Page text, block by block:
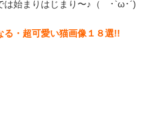
は始まりはじまり〜♪（ ･`ω･´)
る・超可愛い猫画像１８選!!